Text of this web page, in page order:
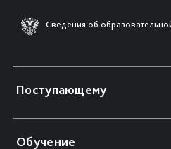
Сведения об
Поступающему
Обучение